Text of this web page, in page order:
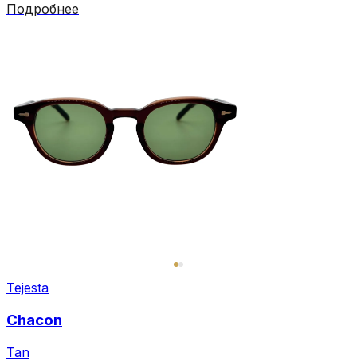
Подробнее
Tejesta
Chacon
Tan